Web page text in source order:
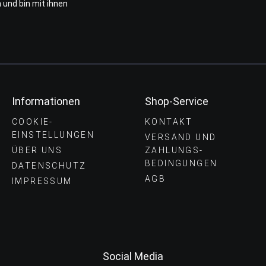
und bin mit ihnen
Informationen
COOKIE-
EINSTELLUNGEN
ÜBER UNS
DATENSCHUTZ
IMPRESSUM
Shop-Service
KONTAKT
VERSAND UND
ZAHLUNGS­
BEDINGUNGEN
AGB
Social Media